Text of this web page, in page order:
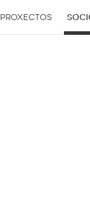
PROXECTOS